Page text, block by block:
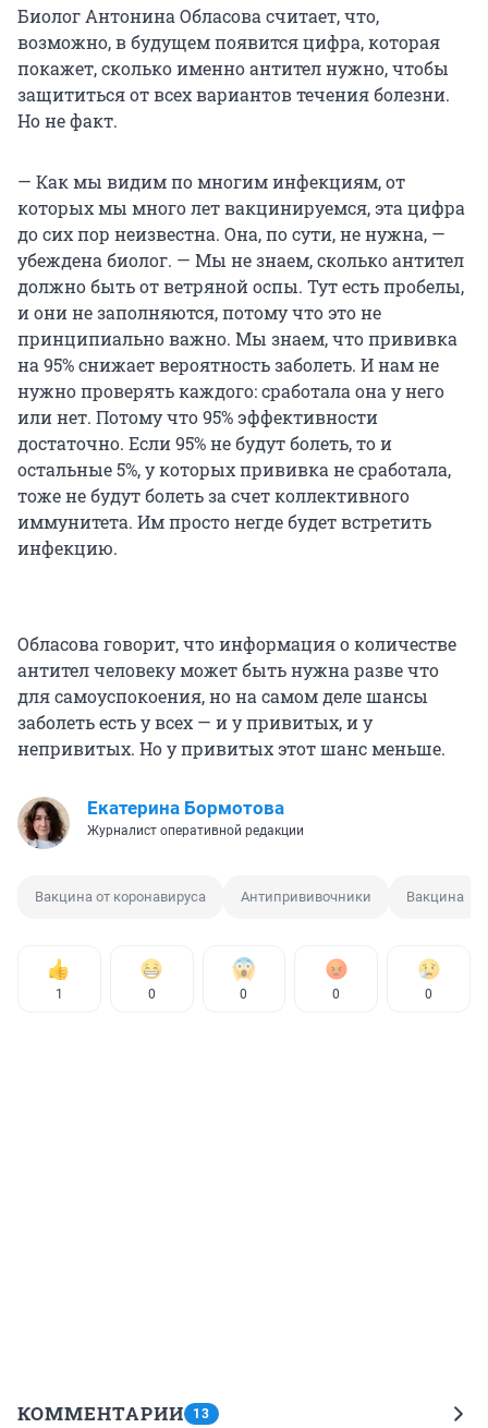
Биолог Антонина Обласова считает, что,
возможно, в будущем появится цифра, которая
покажет, сколько именно антител нужно, чтобы
защититься от всех вариантов течения болезни.
Но не факт.
— Как мы видим по многим инфекциям, от
которых мы много лет вакцинируемся, эта цифра
до сих пор неизвестна. Она, по сути, не нужна, —
убеждена биолог. — Мы не знаем, сколько антител
должно быть от ветряной оспы. Тут есть пробелы,
и они не заполняются, потому что это не
принципиально важно. Мы знаем, что прививка
на 95% снижает вероятность заболеть. И нам не
нужно проверять каждого: сработала она у него
или нет. Потому что 95% эффективности
достаточно. Если 95% не будут болеть, то и
остальные 5%, у которых прививка не сработала,
тоже не будут болеть за счет коллективного
иммунитета. Им просто негде будет встретить
инфекцию.
Обласова говорит, что информация о количестве
антител человеку может быть нужна разве что
для самоуспокоения, но на самом деле шансы
заболеть есть у всех — и у привитых, и у
непривитых. Но у привитых этот шанс меньше.
Екатерина Бормотова
Журналист оперативной редакции
Вакцина от коронавируса Антипрививочники Вакцина
1 0 0 0 0
КОММЕНТАРИИ 13